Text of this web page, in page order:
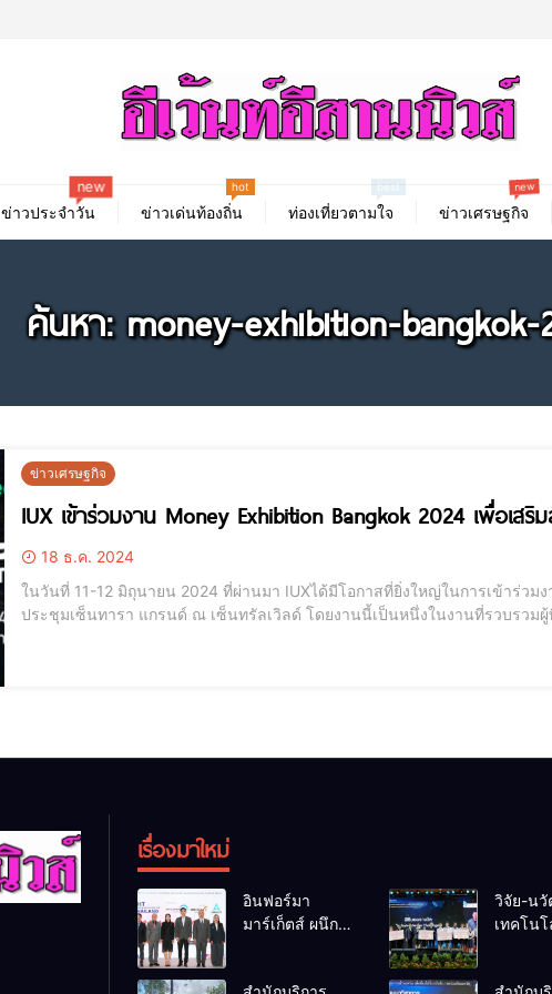
ข่าวประจำวัน
new
ข่าวเด่นท้องถิ่น ท่องเที่ยวตามใจ
best
ข่าวเศรษฐกิจ
new
ค้นหา: money-exhibition-bangkok-
ข่าวเศรษฐกิจ
IUX เข้าร่วมงาน Money Exhibition Bangkok 2024 เพื่อเสริ
18 ธ.ค. 2024
ในวันที่ 11-12 มิถุนายน 2024 ที่ผ่านมา IUXได้มีโอกาสที่ยิ่งใหญ่ในการเข้าร่ว
ประชุมเซ็นทารา แกรนด์ ณ เซ็นทรัลเวิลด์ โดยงานนี้เป็นหนึ่งในงานที่รวบรวม
เรื่องมาใหม่
อินฟอร์มา
มาร์เก็ตส์ ผนึก
วิจัย-นวั
เทคโน